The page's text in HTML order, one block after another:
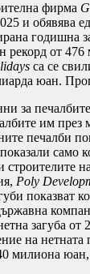
фирма
и обявява
годишна
рекорд от
са се
юан.
за
им през
печалби
само
строителите
Poly
показват
загуба
на
милиона